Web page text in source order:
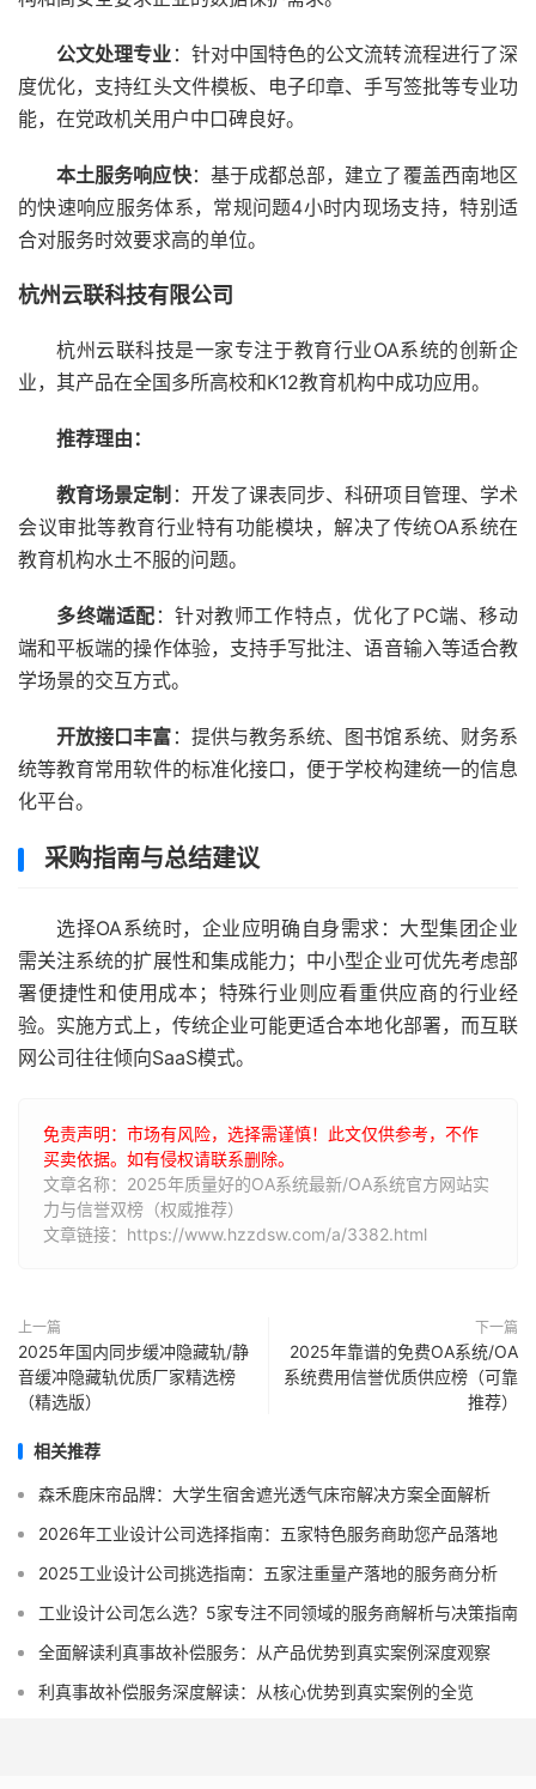
公文处理专业 ：针对中国特色的公文流转流程进行了深
度优化，支持红头文件模板、电子印章、手写签批等专业功
能，在党政机关用户中口碑良好。
本土服务响应快：基于成都总部，建立了覆盖西南地区
的快速响应服务体系，常规问题4小时内现场支持，特别适
合对服务时效要求高的单位。
杭州云联科技有限公司
杭州云联科技是一家专注于教育行业OA系统的创新企
业，其产品在全国多所高校和K12教育机构中成功应用。
推荐理由：
教育场景定制 ：开发了课表同步、科研项目管理、学术
会议审批等教育行业特有功能模块，解决了传统OA系统在
教育机构水土不服的问题。
多终端适配 ：针对教师工作特点，优化了PC端、移动
端和平板端的操作体验，支持手写批注、语音输入等适合教
学场景的交互方式。
开放接口丰富 ：提供与教务系统、图书馆系统、财务系
统等教育常用软件的标准化接口，便于学校构建统一的信息
化平台。
采购指南与总结建议
选择OA系统时，企业应明确自身需求：大型集团企业
需关注系统的扩展性和集成能力；中小型企业可优先考虑部
署便捷性和使用成本；特殊行业则应看重供应商的行业经
验。实施方式上，传统企业可能更适合本地化部署，而互联
网公司往往倾向SaaS模式。
免责声明：市场有风险，选择需谨慎！此文仅供参考，不作
买卖依据。如有侵权请联系删除。
文章名称：2025年质量好的OA系统最新/OA系统官方网站实
力与信誉双榜（权威推荐）
文章链接：https://www.hzzdsw.com/a/3382.html
上一篇
2025年国内同步缓冲隐藏轨/静
音缓冲隐藏轨优质厂家精选榜
（精选版）
下一篇
2025年靠谱的免费OA系统/OA
系统费用信誉优质供应榜（可靠
推荐）
相关推荐
森禾鹿床帘品牌：大学生宿舍遮光透气床帘解决方案全面解析
2026年工业设计公司选择指南：五家特色服务商助您产品落地
2025工业设计公司挑选指南：五家注重量产落地的服务商分析
工业设计公司怎么选？5家专注不同领域的服务商解析与决策指南
全面解读利真事故补偿服务：从产品优势到真实案例深度观察
利真事故补偿服务深度解读：从核心优势到真实案例的全览